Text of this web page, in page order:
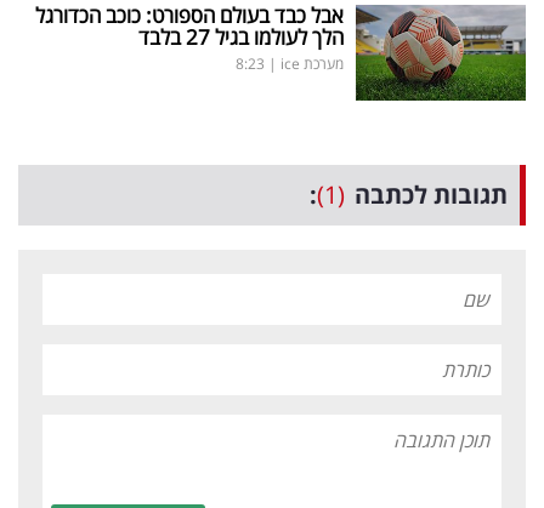
אבל כבד בעולם הספורט: כוכב הכדורגל
הלך לעולמו בגיל 27 בלבד
מערכת ice |
8:23
תגובות לכתבה (1)
: